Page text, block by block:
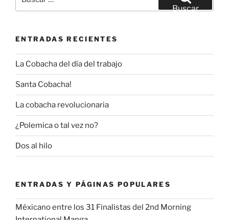
por:
Buscar
ENTRADAS RECIENTES
La Cobacha del día del trabajo
Santa Cobacha!
La cobacha revolucionaria
¿Polemica o tal vez no?
Dos al hilo
ENTRADAS Y PÁGINAS POPULARES
Méxicano entre los 31 Finalistas del 2nd Morning